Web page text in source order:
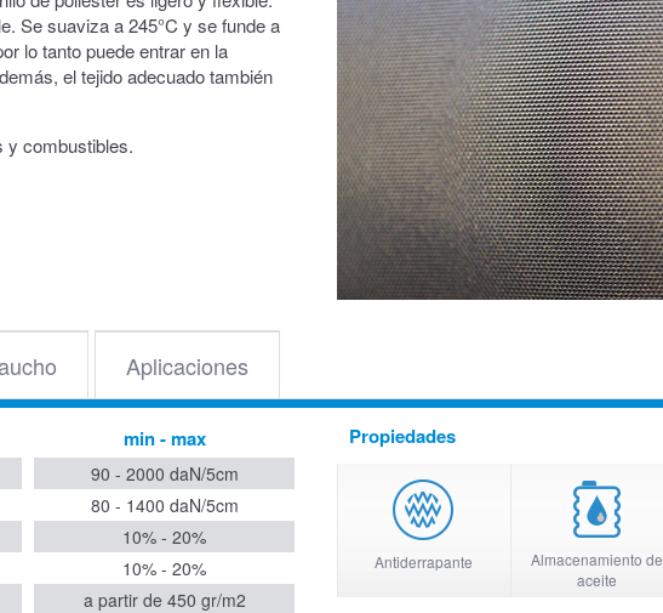
Se suaviza a 245°C y se funde a
lo tanto puede entrar en la
el tejido adecuado también
y combustibles.
Aplicaciones
min - max
90 - 2000 daN/5cm
80 - 1400 daN/5cm
10% - 20%
10% - 20%
a partir de 450 gr/m2
Propiedades
Antiderrapante
Almacenamiento de
aceite